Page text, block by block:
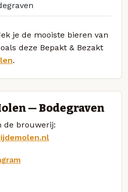
je de mooiste bieren van
deze Bepakt & Bezakt
.
— Bodegraven
de brouwerij: